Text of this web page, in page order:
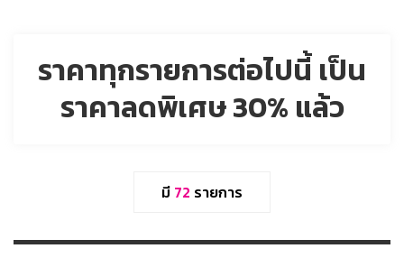
ราคาทุกรายการต่อไปนี้ เป็น
ราคาลดพิเศษ 30% แล้ว
มี 72 รายการ